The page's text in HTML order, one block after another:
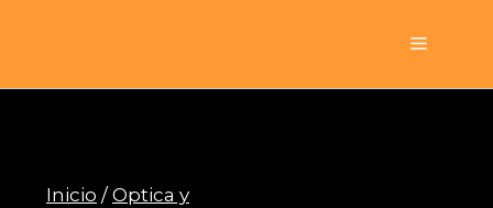
Menú
Inicio / Optica y